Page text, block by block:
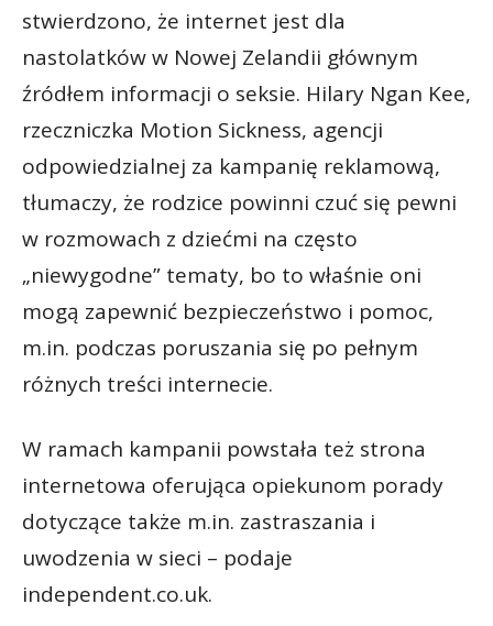
stwierdzono, że internet jest dla
nastolatków w Nowej Zelandii głównym
źródłem informacji o seksie. Hilary Ngan Kee,
rzeczniczka Motion Sickness, agencji
odpowiedzialnej za kampanię reklamową,
tłumaczy, że rodzice powinni czuć się pewni
w rozmowach z dziećmi na często
„niewygodne” tematy, bo to właśnie oni
mogą zapewnić bezpieczeństwo i pomoc,
m.in. podczas poruszania się po pełnym
różnych treści internecie.
W ramach kampanii powstała też strona
internetowa oferująca opiekunom porady
dotyczące także m.in. zastraszania i
uwodzenia w sieci – podaje
independent.co.uk.